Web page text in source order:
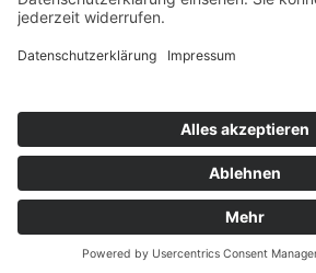
Impressum
Datenschutzbelehrung
Copyright © 2026 ARISTA
Ohler. Alle Rechte